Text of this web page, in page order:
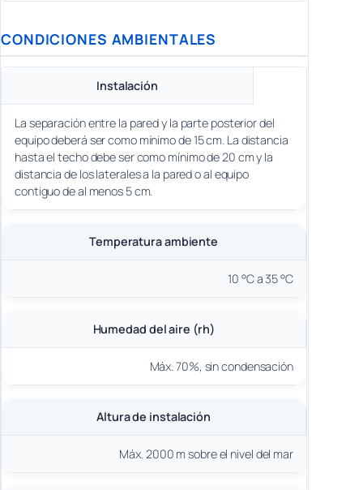
CONDICIONES AMBIENTALES
Instalación
La separación entre la pared y la parte posterior del
equipo deberá ser como mínimo de 15 cm. La distancia
hasta el techo debe ser como mínimo de 20 cm y la
distancia de los laterales a la pared o al equipo
contiguo de al menos 5 cm.
Temperatura ambiente
10 °C a 35 °C
Humedad del aire (rh)
Máx. 70%, sin condensación
Altura de instalación
Máx. 2000 m sobre el nivel del mar